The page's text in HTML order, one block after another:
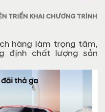
TRIỂN KHAI CHƯƠNG TRÌNH
NGÀY 12/04/2025
hàng làm trọng tâm,
định chất lượng sản
thiết. Đến với Hyundai
muốn mọi khách hàng
dịch vụ tốt nhất và
xe một cách an toàn